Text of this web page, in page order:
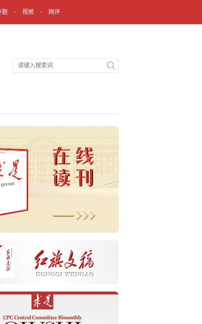
题 视频 网评